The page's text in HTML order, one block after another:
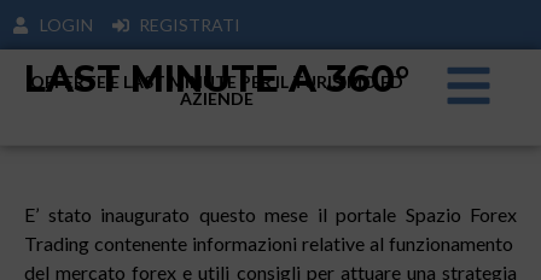
LOGIN REGISTRATI
LAST MINUTE A 360°
OFFERTE E LAST MINUTE PER IL TURISIMO ED
AZIENDE
E’ stato inaugurato questo mese il portale Spazio Forex
Trading contenente informazioni relative al funzionamento
del mercato forex e utili consigli per attuare una strategia